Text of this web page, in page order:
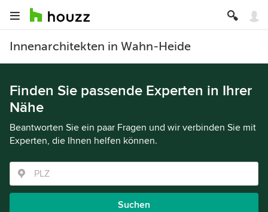
Innenarchitekten in Wahn-Heide
Finden Sie passende Experten in Ihrer
Nähe
Beantworten Sie ein paar Fragen und wir verbinden Sie mit
Experten, die Ihnen helfen können.
Suchen